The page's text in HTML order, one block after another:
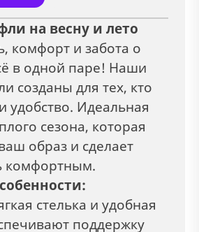
на весну и лето
комфорт и забота о
в одной паре! Наши
созданы для тех, кто
удобство. Идеальная
сезона, которая
образ и сделает
комфортным.
стелька и удобная
поддержку